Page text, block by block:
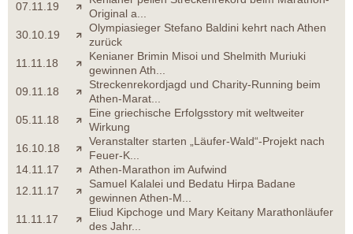
07.11.19
Original a...
30.10.19
Olympiasieger Stefano Baldini kehrt nach Athen
zurück
11.11.18
Kenianer Brimin Misoi und Shelmith Muriuki
gewinnen Ath...
09.11.18
Streckenrekordjagd und Charity-Running beim
Athen-Marat...
05.11.18
Eine griechische Erfolgsstory mit weltweiter
Wirkung
16.10.18
Veranstalter starten „Läufer-Wald“-Projekt nach
Feuer-K...
14.11.17
Athen-Marathon im Aufwind
12.11.17
Samuel Kalalei und Bedatu Hirpa Badane
gewinnen Athen-M...
11.11.17
Eliud Kipchoge und Mary Keitany Marathonläufer
des Jahr...